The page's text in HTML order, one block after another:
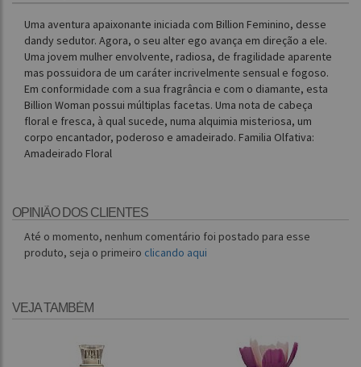
Uma aventura apaixonante iniciada com Billion Feminino, desse
dandy sedutor. Agora, o seu alter ego avança em direção a ele.
Uma jovem mulher envolvente, radiosa, de fragilidade aparente
mas possuidora de um caráter incrivelmente sensual e fogoso.
Em conformidade com a sua fragrância e com o diamante, esta
Billion Woman possui múltiplas facetas. Uma nota de cabeça
floral e fresca, à qual sucede, numa alquimia misteriosa, um
corpo encantador, poderoso e amadeirado. Familia Olfativa:
Amadeirado Floral
OPINIÃO DOS CLIENTES
Até o momento, nenhum comentário foi postado para esse
produto, seja o primeiro clicando aqui
VEJA TAMBÉM